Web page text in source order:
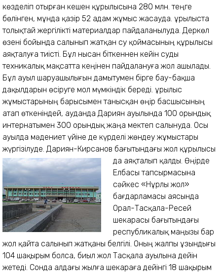
көзделіп отырған кешен құрылысына 280 млн. теңге
бөлінген, мұнда қазір 52 адам жұмыс жасауда. Құрылыста
толықтай жергілікті материалдар пайдаланылуда. Деркөл
өзені бойында салынып жатқан су қоймасының құрылысы
аяқталуға тиісті. Бұл нысан біткеннен кейін суды
техникалық мақсатта кеңінен пайдалануға жол ашылады.
Бұл ауыл шаруашылығын дамытумен бірге бау-бақша
дақылдарын өсіруге мол мүмкіндік береді. Құрылыс
жұмыстарының барысымен танысқан өңір басшысының
атап өткеніндей, ауданда Дариян ауылында 100 орындық
интернатымен 300 орындық жаңа мектеп салынуда. Осы
ауылда мәдениет үйіне де күрделі жөндеу жұмыстары
жүргізілуде. Дариян-Кирсанов бағытындағы жол құрылысы
да аяқталып қалды. Өңірде
Елбасы тапсырмасына
сәйкес «Нұрлы жол»
бағдарламасы аясында
Орал-Тасқала-Ресей
шекарасы бағытындағы
республикалық маңызы бар
жол қайта салынып жатқаны белгілі. Оның жалпы ұзындығы
104 шақырым болса, биыл жол Тасқала ауылына дейін
жетеді. Сонда алдағы жылға шекараға дейінгі 18 шақырым